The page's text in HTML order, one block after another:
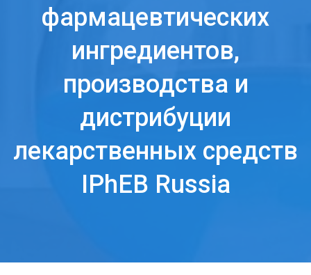
фармацевтических
ингредиентов,
производства и
дистрибуции
лекарственных средств
IPhEB Russia